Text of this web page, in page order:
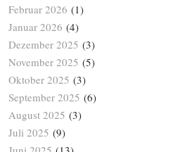
Februar 2026 (1)
Januar 2026 (4)
Dezember 2025 (3)
November 2025 (5)
Oktober 2025 (3)
September 2025 (6)
August 2025 (3)
Juli 2025 (9)